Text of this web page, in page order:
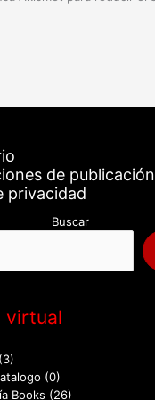
de publicación
privacidad
Buscar
virtual
(3)
(0)
Books (26)